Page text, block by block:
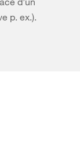
p. ex.).